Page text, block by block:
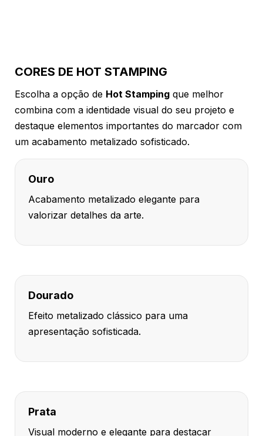
CORES DE HOT STAMPING
Escolha a opção de Hot Stamping que melhor
combina com a identidade visual do seu projeto e
destaque elementos importantes do marcador com
um acabamento metalizado sofisticado.
Ouro
Acabamento metalizado elegante para
valorizar detalhes da arte.
Dourado
Efeito metalizado clássico para uma
apresentação sofisticada.
Prata
Visual moderno e elegante para destacar